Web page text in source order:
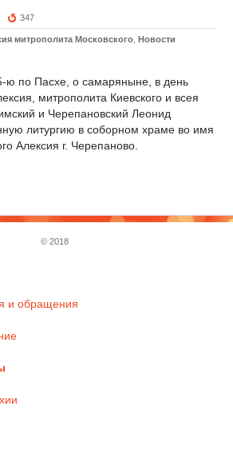
347
митрополита Московского Новости
по Пасхе, о самаряныне, в день
митрополита Киевского и всея
и Черепановский Леонид
литургию в соборном храме во имя
Алексия г. Черепаново.
и обращения
© 2018